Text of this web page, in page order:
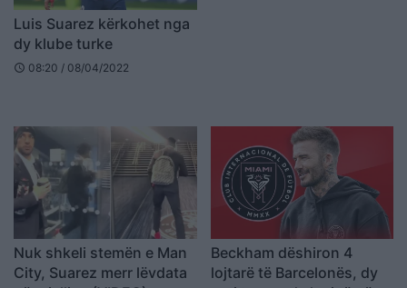
Luis Suarez kërkohet nga
dy klube turke
schedule 08:20 / 08/04/2022
Nuk shkeli stemën e Man
City, Suarez merr lëvdata
Beckham dëshiron 4
lojtarë të Barcelonës, dy